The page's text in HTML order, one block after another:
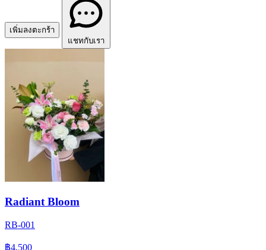
เพิ่มลงตะกร้า
แชทกับเรา
Radiant Bloom
RB-001
฿4,500